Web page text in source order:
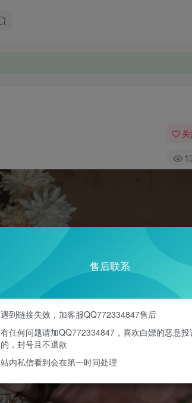
售后联系
遇到链接失效，加客服QQ772334847售后
有任何问题请加QQ772334847，喜欢白嫖的恶意投
的，封号且不退款
站内私信看到会在第一时间处理